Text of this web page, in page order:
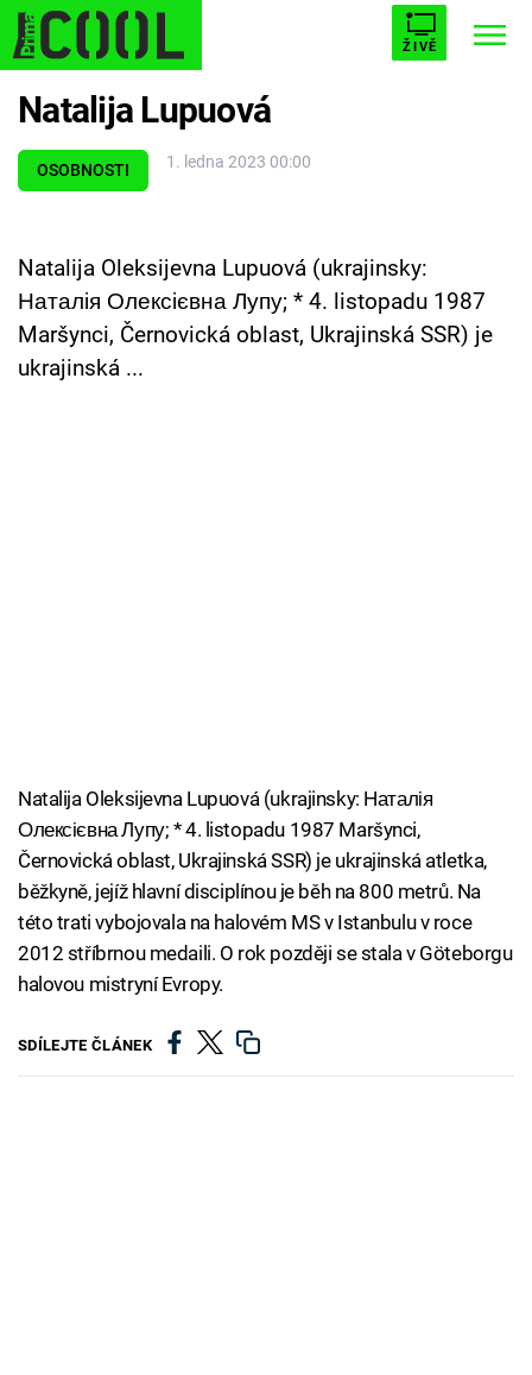
ŽIVĚ
Trendy: STARHOUSE BUFFY, PŘEMOŽITELKA UPÍRŮ
ESCAPE PLNEJ KOTEL AVENGERS 5
Témata
Filmy
Přihlášení
Sledujte nás
OSOBNOSTI 1. ledna 2023 00:00
Natalija Lupuová
Natalija Oleksijevna Lupuová (ukrajinsky:
Наталія Олексієвна Лупу; * 4. listopadu 1987
Maršynci, Černovická oblast, Ukrajinská SSR) je
ukrajinská ...
Natalija Oleksijevna Lupuová (ukrajinsky: Наталія
Олексієвна Лупу; * 4. listopadu 1987 Maršynci,
Černovická oblast, Ukrajinská SSR) je ukrajinská atletka,
běžkyně, jejíž hlavní disciplínou je běh na 800 metrů. Na
této trati vybojovala na halovém MS v Istanbulu v roce
2012 stříbrnou medaili. O rok později se stala v Göteborgu
halovou mistryní Evropy.
SDÍLEJTE ČLÁNEK